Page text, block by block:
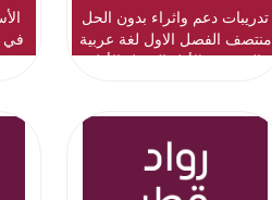
تدريبات دعم واثراء بدون الحل
منتصف الفصل الاول لغة عربية
في